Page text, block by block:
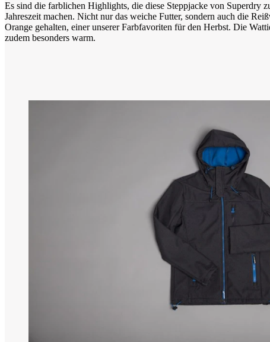
Es sind die farblichen Highlights, die diese Steppjacke von Superdry
Jahreszeit machen. Nicht nur das weiche Futter, sondern auch die
Orange gehalten, einer unserer Farbfavoriten für den Herbst. Die
zudem besonders warm.